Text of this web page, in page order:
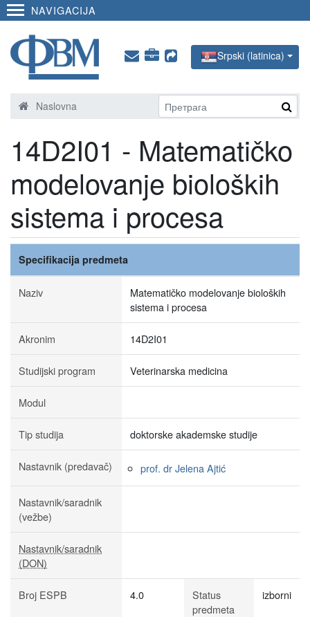
NAVIGACIJA
Srpski (latinica)
Naslovna
14D2I01 - Matematičko
modelovanje bioloških
sistema i procesa
Specifikacija predmeta
Naziv
Matematičko modelovanje bioloških
sistema i procesa
Akronim 14D2I01
Studijski program Veterinarska medicina
Modul
Tip studija doktorske akademske studije
Nastavnik (predavač) prof. dr Jelena Ajtić
Nastavnik/saradnik
(vežbe)
Nastavnik/saradnik
(DON)
Broj ESPB 4.0
Status
predmeta
izborni